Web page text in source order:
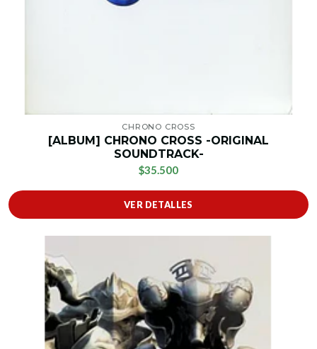
CHRONO CROSS
[ALBUM] CHRONO CROSS -ORIGINAL
SOUNDTRACK-
$35.500
VER DETALLES